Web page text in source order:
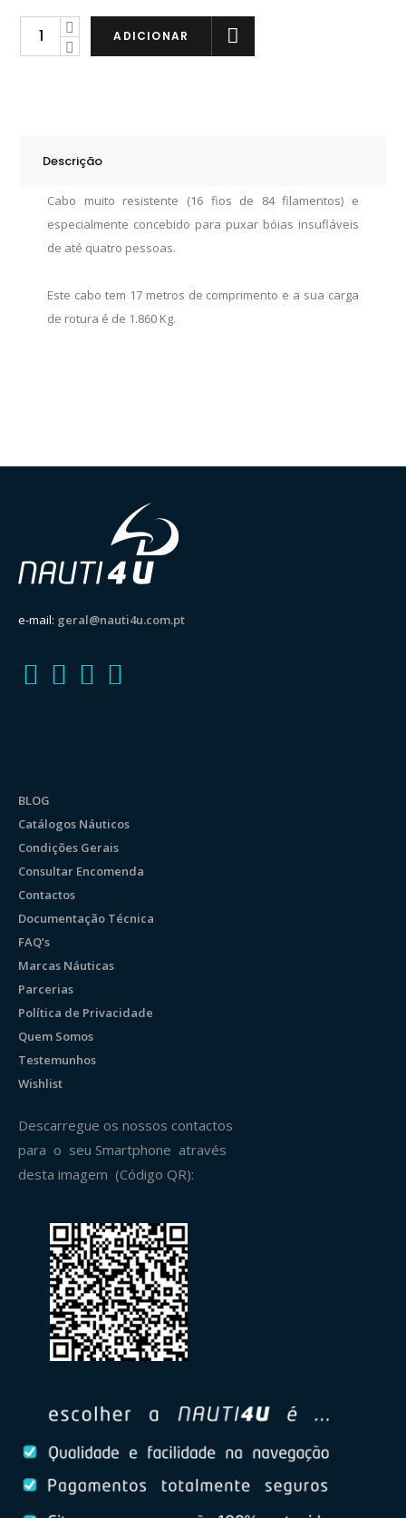
Jobe
pessoas
quantity
ADICIONAR
Descrição
Cabo muito resistente (16 fios de 84 filamentos) e
especialmente concebido para puxar bóias insufláveis
de até quatro pessoas.
Este cabo tem 17 metros de comprimento e a sua carga
de rotura é de 1.860 Kg.
e-mail: geral@nauti4u.com.pt
BLOG
Catálogos Náuticos
Condições Gerais
Consultar Encomenda
Contactos
Documentação Técnica
FAQ’s
Marcas Náuticas
Parcerias
Política de Privacidade
Quem Somos
Testemunhos
Wishlist
Descarregue os nossos contactos
para o seu Smartphone através
desta imagem (Código QR):